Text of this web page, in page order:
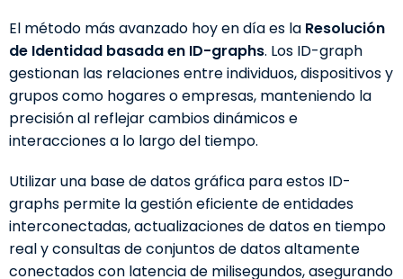
El método más avanzado hoy en día es la Resolución
de Identidad basada en ID-graphs. Los ID-graph
gestionan las relaciones entre individuos, dispositivos y
grupos como hogares o empresas, manteniendo la
precisión al reflejar cambios dinámicos e
interacciones a lo largo del tiempo.
Utilizar una base de datos gráfica para estos ID-
graphs permite la gestión eficiente de entidades
interconectadas, actualizaciones de datos en tiempo
real y consultas de conjuntos de datos altamente
conectados con latencia de milisegundos, asegurando